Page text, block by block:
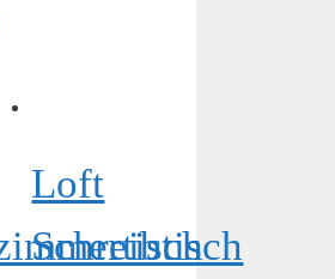
Loft
Schreibtisch